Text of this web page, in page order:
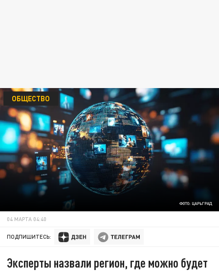
ФОТО: ЦАРЬГРАД
ОБЩЕСТВО
04 МАРТА 04:40
ПОДПИШИТЕСЬ:
Эксперты назвали регион, где можно будет